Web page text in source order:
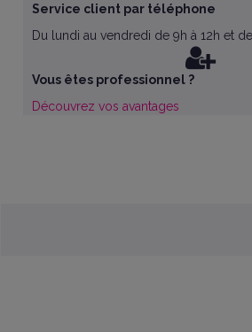
Service client par téléphone
Du lundi au vendredi de 9h à 12h et de
Vous êtes professionnel ?
Découvrez vos avantages